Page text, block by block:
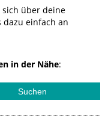
über deine
dazu einfach an
in der Nähe: